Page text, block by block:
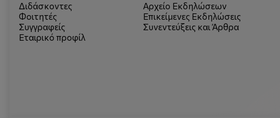
Διδάσκοντες
Φοιτητές
Συγγραφείς
Εταιρικό προφίλ
Αρχείο Εκδηλώσεων
Επικείμενες Εκδηλώσεις
Συνεντεύξεις και Άρθρα